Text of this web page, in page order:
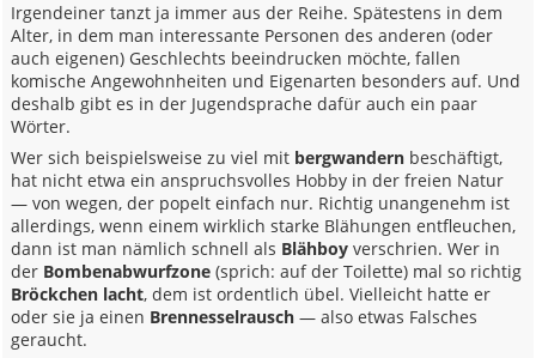
Irgendeiner tanzt ja immer aus der Reihe. Spätestens in dem
Alter, in dem man interessante Personen des anderen (oder
auch eigenen) Geschlechts beeindrucken möchte, fallen
komische Angewohnheiten und Eigenarten besonders auf. Und
deshalb gibt es in der Jugendsprache dafür auch ein paar
Wörter.
Wer sich beispielsweise zu viel mit bergwandern beschäftigt,
hat nicht etwa ein anspruchsvolles Hobby in der freien Natur
— von wegen, der popelt einfach nur. Richtig unangenehm ist
allerdings, wenn einem wirklich starke Blähungen entfleuchen,
dann ist man nämlich schnell als Blähboy verschrien. Wer in
der Bombenabwurfzone (sprich: auf der Toilette) mal so richtig
Bröckchen lacht, dem ist ordentlich übel. Vielleicht hatte er
oder sie ja einen Brennesselrausch — also etwas Falsches
geraucht.